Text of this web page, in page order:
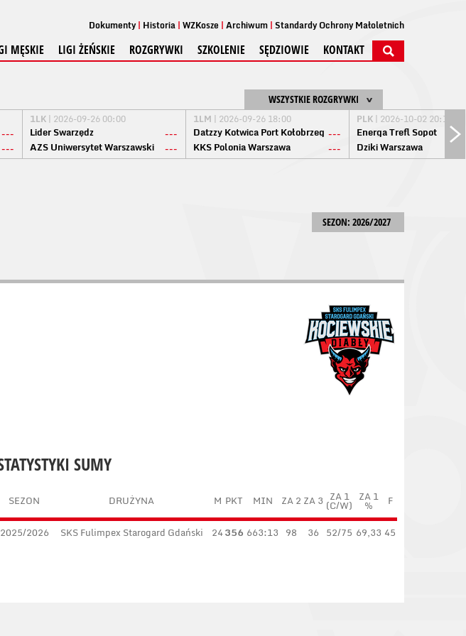
Dokumenty Historia WZKosze Archiwum Standardy Ochrony Małoletnich
MĘSKIE LIGI ŻEŃSKIE ROZGRYWKI SZKOLENIE SĘDZIOWIE KONTAKT
WSZYSTKIE ROZGRYWKI
---
---
1LK | 2026-09-26 00:00
Lider Swarzędz
---
AZS Uniwersytet Warszawski
---
1LM | 2026-09-26 18:00
Datzzy Kotwica Port Kołobrzeg ---
KKS Polonia Warszawa
---
PLK | 2026-10-02 20:15
Energa Trefl Sopot
Dziki Warszawa
SEZON: 2026/2027
SUMY
SEZON DRUŻYNA M PKT MIN ZA 2 ZA 3 ZA 1
(C/W)
ZA 1
% F
2025/2026 SKS Fulimpex Starogard Gdański 24356 663:13 98 36 52/75 69,33 45